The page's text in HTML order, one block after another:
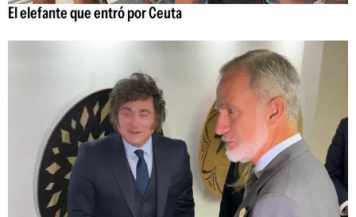
El elefante que entró por Ceuta